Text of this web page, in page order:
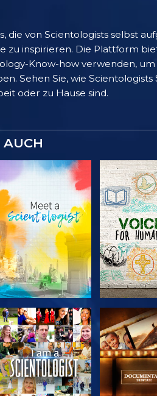
die von Scientologists selbst
zu inspirieren. Die Plattform
Know-how verwenden,
Sehen Sie, wie
oder zu Hause sind.
AUCH
SERIE
ENTDECKEN